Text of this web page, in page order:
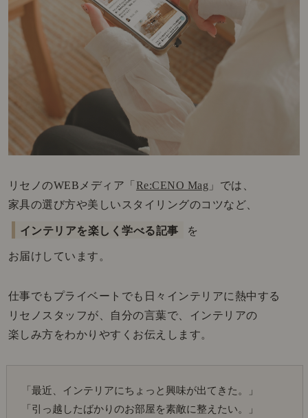
リセノのWEBメディア「 Re:CENO Mag 」では、
家具の選び方や美しいスタイリングのコツなど、
インテリアを楽しく学べる記事 を
お届けしています。
仕事でもプライベートでも日々インテリアに熱中する
リセノスタッフが、自分の言葉で、インテリアの
楽しみ方をわかりやすくお伝えします。
「最近、インテリアにちょっと興味が出てきた。」
「引っ越したばかりのお部屋を素敵に整えたい。」